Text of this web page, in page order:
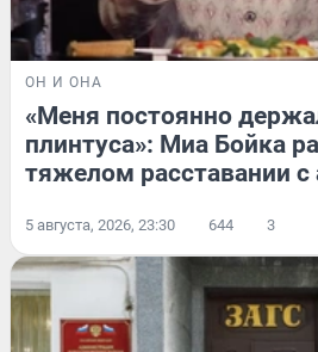
ОН И ОНА
«Меня постоянно
плинтуса»: Миа Бойка
тяжелом расставании
5 августа, 2026, 23:30 644 3